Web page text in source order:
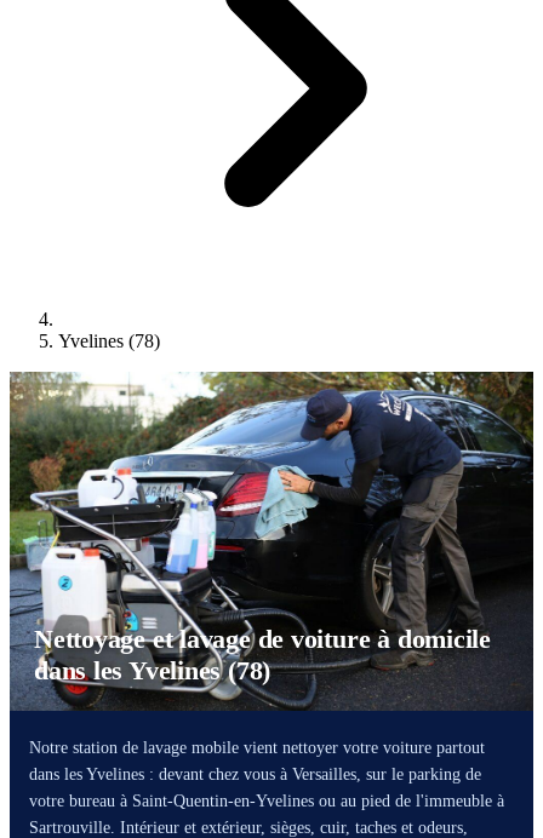
Yvelines (78)
Nettoyage et lavage de voiture à domicile
dans les Yvelines (78)
Notre station de lavage mobile vient nettoyer votre voiture partout
dans les Yvelines : devant chez vous à Versailles, sur le parking de
votre bureau à Saint-Quentin-en-Yvelines ou au pied de l'immeuble à
Sartrouville. Intérieur et extérieur, sièges, cuir, taches et odeurs,